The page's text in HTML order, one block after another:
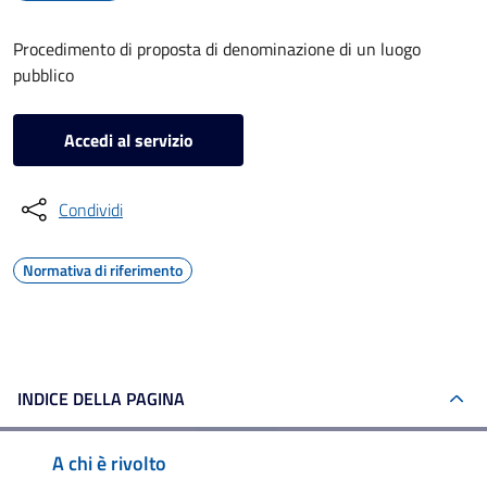
Procedimento di proposta di denominazione di un luogo
pubblico
Accedi al servizio
Condividi
Normativa di riferimento
INDICE DELLA PAGINA
A chi è rivolto